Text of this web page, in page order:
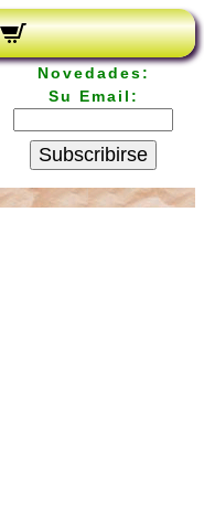
Novedades:
Su Email:
Subscribirse